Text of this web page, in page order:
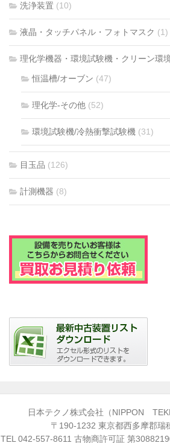
洗浄装置 (10)
液晶・タッチパネル・フォトマスク (1)
理化学機器・環境試験機・クリーン環
恒温槽/オーブン (47)
理化学-その他 (52)
環境試験機/冷熱衝撃試験機 (31)
目玉品 (126)
計測機器 (8)
日本テクノ株式会社（NIPPON
〒190-1232 東京都西多摩郡瑞
TEL042-557-8611 古物商許可証 第